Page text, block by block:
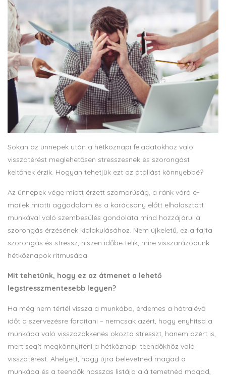
Sokan az ünnepek után a hétköznapi feladatokhoz való
visszatérést meglehetősen stresszesnek és szorongást
keltőnek érzik. Hogyan tehetjük ezt az átállást könnyebbé?
Az ünnepek vége miatt érzett szomorúság, a ránk váró e-
mailek miatti aggodalom és a karácsony előtt elhalasztott
munkával való szembesülés gondolata mind hozzájárul a
szorongás érzésének kialakulásához. Nem újkeletű, ez a fajta
szorongás és stressz, hiszen időbe telik, mire visszarázódunk
hétköznapok ritmusába.
Mit tehetünk, hogy ez az átmenet a lehető
legstresszmentesebb legyen?
Ha még nem tértél vissza a munkába, érdemes a hátralévő
időt a szervezésre fordítani – nemcsak azért, hogy enyhítsd a
munkába való visszazökkenés okozta stresszt, hanem azért is,
mert segít megkönnyíteni a hétköznapi teendőkhöz való
visszatérést. Ahelyett, hogy újra belevetnéd magad a
munkába és a teendők hosszas listája alá temetnéd magad,